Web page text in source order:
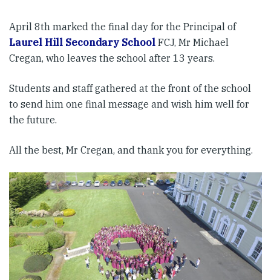
April 8th marked the final day for the Principal of
Laurel Hill Secondary School FCJ, Mr Michael
Cregan, who leaves the school after 13 years.
Students and staff gathered at the front of the school
to send him one final message and wish him well for
the future.
All the best, Mr Cregan, and thank you for everything.